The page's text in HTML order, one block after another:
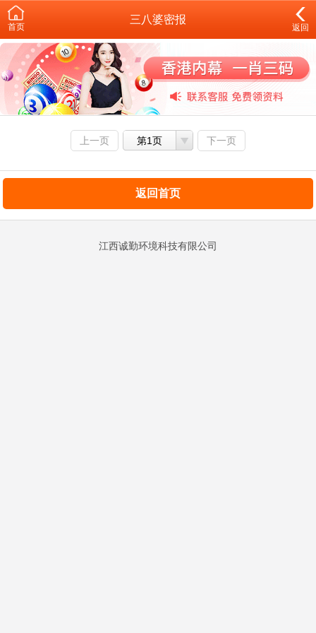
首页
三八婆密报
返回
上一页 第1页 下一页
返回首页
江西诚勤环境科技有限公司